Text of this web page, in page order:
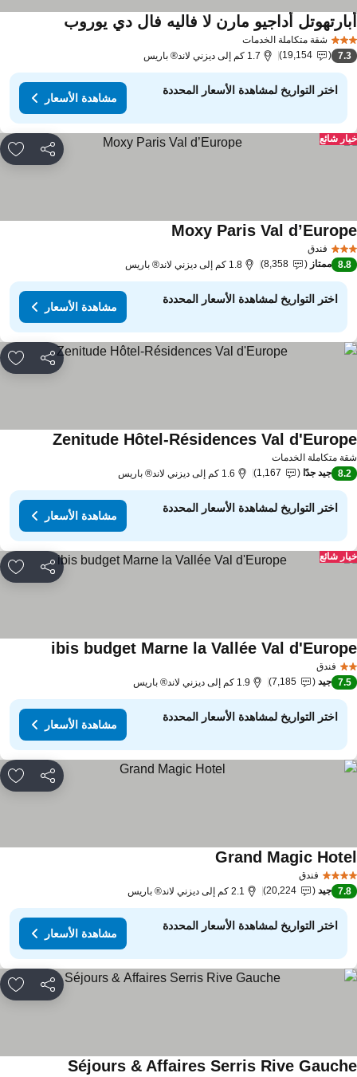
شقة متكاملة الخدمات
أداجيو مارن لا فاليه فال دي يوروب
7.3
19,154 1.7 كم إلى ديزني لاند® باريس
اختر التواريخ لمشاهدة الأسعار المحددة
مشاهدة الأسعار
مشاركة
شائع
فندق
Moxy Paris Val
8.8 ممتاز 8,358 1.8 كم إلى ديزني لاند® باريس
اختر التواريخ لمشاهدة الأسعار المحددة
مشاهدة الأسعار
مشاركة
متكاملة الخدمات
Zenitude Hôtel-Résidences Val
8.2 جيد جدًا 1,167 1.6 كم إلى ديزني لاند® باريس
اختر التواريخ لمشاهدة الأسعار المحددة
مشاهدة الأسعار
مشاركة
شائع
فندق
ibis budget Marne la Vallée Val
7.5 جيد 7,185 1.9 كم إلى ديزني لاند® باريس
اختر التواريخ لمشاهدة الأسعار المحددة
مشاهدة الأسعار
مشاركة
فندق
Grand Magic
7.8 جيد 20,224 2.1 كم إلى ديزني لاند® باريس
اختر التواريخ لمشاهدة الأسعار المحددة
مشاهدة الأسعار
مشاركة
Séjours & Affaires Serris Rive